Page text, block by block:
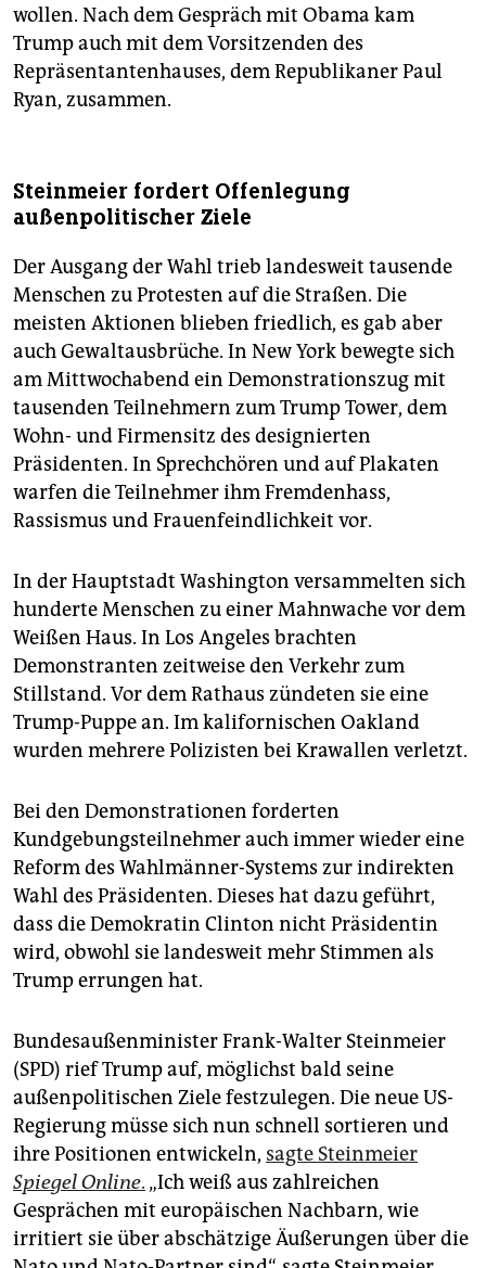
wollen. Nach dem Gespräch mit Obama kam
Trump auch mit dem Vorsitzenden des
Repräsentantenhauses, dem Republikaner Paul
Ryan, zusammen.
Steinmeier fordert Offenlegung
außenpolitischer Ziele
Der Ausgang der Wahl trieb landesweit tausende
Menschen zu Protesten auf die Straßen. Die
meisten Aktionen blieben friedlich, es gab aber
auch Gewaltausbrüche. In New York bewegte sich
am Mittwochabend ein Demonstrationszug mit
tausenden Teilnehmern zum Trump Tower, dem
Wohn- und Firmensitz des designierten
Präsidenten. In Sprechchören und auf Plakaten
warfen die Teilnehmer ihm Fremdenhass,
Rassismus und Frauenfeindlichkeit vor.
In der Hauptstadt Washington versammelten sich
hunderte Menschen zu einer Mahnwache vor dem
Weißen Haus. In Los Angeles brachten
Demonstranten zeitweise den Verkehr zum
Stillstand. Vor dem Rathaus zündeten sie eine
Trump-Puppe an. Im kalifornischen Oakland
wurden mehrere Polizisten bei Krawallen verletzt.
Bei den Demonstrationen forderten
Kundgebungsteilnehmer auch immer wieder eine
Reform des Wahlmänner-Systems zur indirekten
Wahl des Präsidenten. Dieses hat dazu geführt,
dass die Demokratin Clinton nicht Präsidentin
wird, obwohl sie landesweit mehr Stimmen als
Trump errungen hat.
Bundesaußenminister Frank-Walter Steinmeier
(SPD) rief Trump auf, möglichst bald seine
außenpolitischen Ziele festzulegen. Die neue US-
Regierung müsse sich nun schnell sortieren und
ihre Positionen entwickeln, sagte Steinmeier
Spiegel Online. „Ich weiß aus zahlreichen
Gesprächen mit europäischen Nachbarn, wie
irritiert sie über abschätzige Äußerungen über die